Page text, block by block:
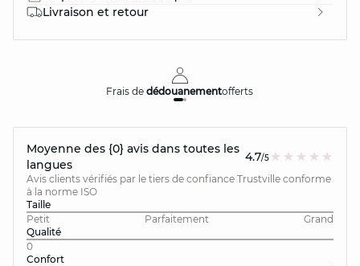
Livraison et retour
Frais dedédouanementofferts
Moyenne des {0} avis dans toutes les
langues
4.7/5
Avis clients vérifiés par le tiers de confiance Trustville conforme
à la norme ISO
Taille
Petit
Parfaitement
Grand
Qualité
0
Confort